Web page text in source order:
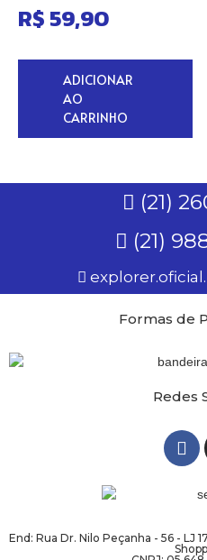
R$59,90
ADICIONAR
AO
CARRINHO
(21)
(21)
Formas de
Redes
End: Rua Dr. Nilo Peçanha - 56 - LJ